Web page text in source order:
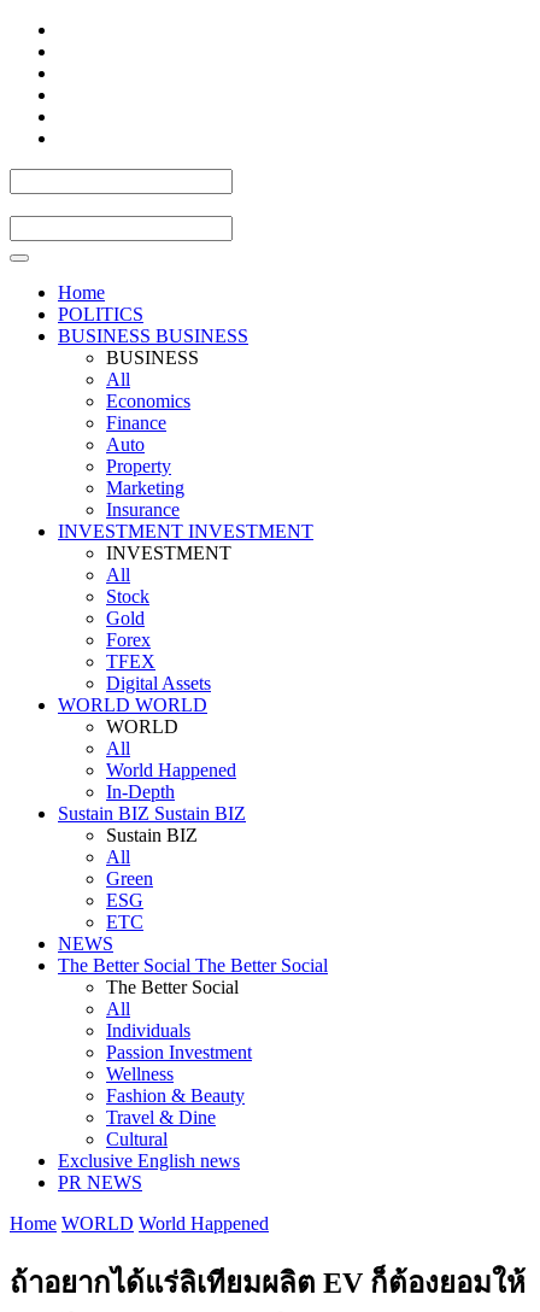
Home
POLITICS
BUSINESS BUSINESS
BUSINESS
All
Economics
Finance
Auto
Property
Marketing
Insurance
INVESTMENT INVESTMENT
INVESTMENT
All
Stock
Gold
Forex
TFEX
Digital Assets
WORLD WORLD
WORLD
All
World Happened
In-Depth
Sustain BIZ Sustain BIZ
Sustain BIZ
All
Green
ESG
ETC
NEWS
The Better Social The Better Social
The Better Social
All
Individuals
Passion Investment
Wellness
Fashion & Beauty
Travel & Dine
Cultural
Exclusive English news
PR NEWS
Home WORLD World Happened
ถ้าอยากได้แร่ลิเทียมผลิต EV ก็ต้องยอมให้